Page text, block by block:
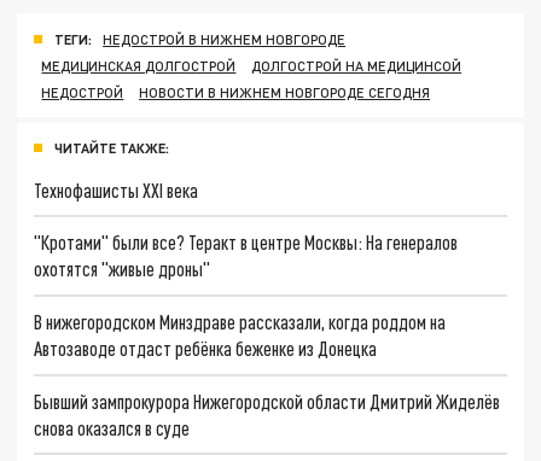
ТЕГИ:
НЕДОСТРОЙ В НИЖНЕМ НОВГОРОДЕ
МЕДИЦИНСКАЯ ДОЛГОСТРОЙ
ДОЛГОСТРОЙ НА МЕДИЦИНСОЙ
НЕДОСТРОЙ
НОВОСТИ В НИЖНЕМ НОВГОРОДЕ СЕГОДНЯ
ЧИТАЙТЕ ТАКЖЕ:
Технофашисты XXI века
"Кротами" были все? Теракт в центре Москвы: На генералов
охотятся "живые дроны"
В нижегородском Минздраве рассказали, когда роддом на
Автозаводе отдаст ребёнка беженке из Донецка
Бывший зампрокурора Нижегородской области Дмитрий Жиделёв
снова оказался в суде